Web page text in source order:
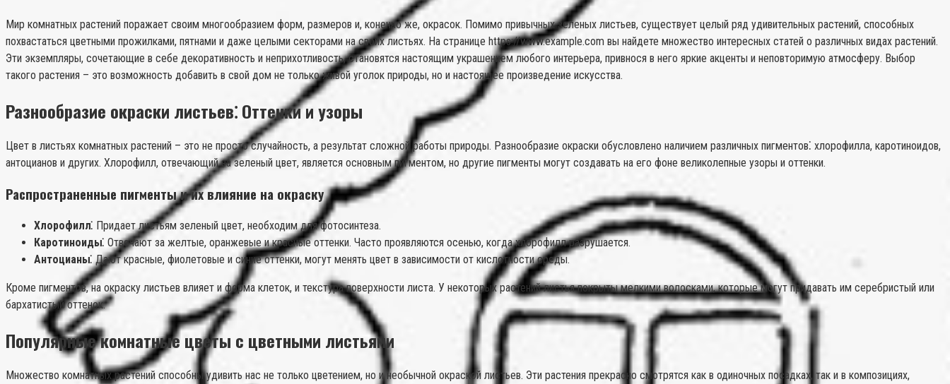
Мир комнатных растений поражает своим многообразием форм, размеров и, конечно же, окрасок. Помимо привычных зеленых листьев, существует целый ряд удивительных растений, способных
похвастаться цветными прожилками, пятнами и даже целыми секторами на своих листьях. На странице https://www.example.com вы найдете множество интересных статей о различных видах растений.
Эти экземпляры, сочетающие в себе декоративность и неприхотливость, становятся настоящим украшением любого интерьера, привнося в него яркие акценты и неповторимую атмосферу. Выбор
такого растения – это возможность добавить в свой дом не только живой уголок природы, но и настоящее произведение искусства.
Разнообразие окраски листьев⁚ Оттенки и узоры
Цвет в листьях комнатных растений – это не просто случайность, а результат сложной работы природы. Разнообразие окраски обусловлено наличием различных пигментов⁚ хлорофилла, каротиноидов,
антоцианов и других. Хлорофилл, отвечающий за зеленый цвет, является основным пигментом, но другие пигменты могут создавать на его фоне великолепные узоры и оттенки.
Распространенные пигменты и их влияние на окраску
Хлорофилл⁚ Придает листьям зеленый цвет, необходим для фотосинтеза.
Каротиноиды⁚ Отвечают за желтые, оранжевые и красные оттенки. Часто проявляются осенью, когда хлорофилл разрушается.
Антоцианы⁚Дают красные, фиолетовые и синие оттенки, могут менять цвет в зависимости от кислотности среды.
Кроме пигментов, на окраску листьев влияет и форма клеток, и текстура поверхности листа. У некоторых растений листья покрыты мелкими волосками, которые могут придавать им серебристый или
бархатистый оттенок.
Популярные комнатные цветы с цветными листьями
Множество комнатных растений способны удивить нас не только цветением, но и необычной окраской листьев. Эти растения прекрасно смотрятся как в одиночных посадках, так и в композициях,